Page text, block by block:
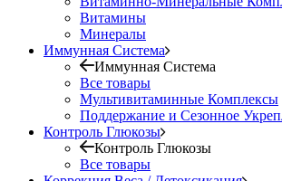
Витамины
Минералы
Иммунная Система
Иммунная Система
Все товары
Мультивитаминные Комплексы
Поддержание и Сезонное
Контроль Глюкозы
Контроль Глюкозы
Все товары